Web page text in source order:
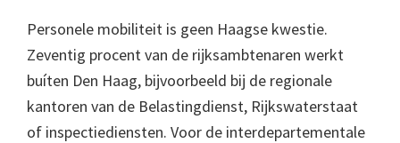
Personele mobiliteit is geen Haagse kwestie.
Zeventig procent van de rijksambtenaren werkt
buíten Den Haag, bijvoorbeeld bij de regionale
kantoren van de Belastingdienst, Rijkswaterstaat
of inspectiediensten. Voor de interdepartementale